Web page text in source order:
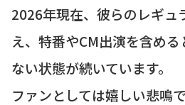
2026年現在、彼らのレギュ
え、特番やCM出演を含め
ない状態が続いています。
ファンとしては嬉しい悲鳴